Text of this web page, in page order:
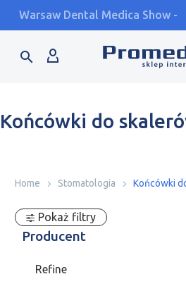
Warsaw Dental Medica Show -
Końcówki do
Home Stomatologia Końcówki
Pokaż filtry
Producent
Refine